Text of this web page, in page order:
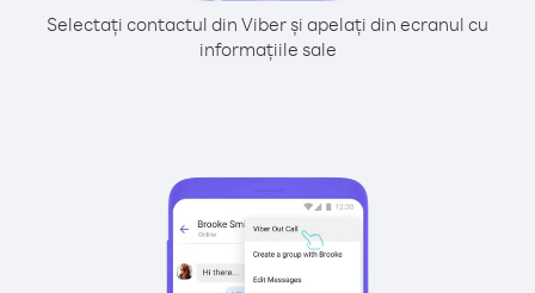
Selectați contactul din Viber și apelați din ecranul cu
informațiile sale